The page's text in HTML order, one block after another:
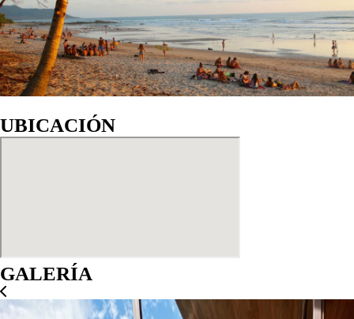
UBICACIÓN
GALERÍA